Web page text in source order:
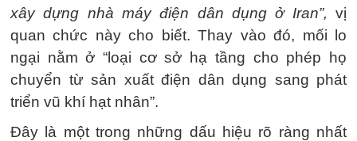
xây dựng nhà máy điện dân dụng ở Iran”, vị
quan chức này cho biết. Thay vào đó, mối lo
ngại nằm ở “loại cơ sở hạ tầng cho phép họ
chuyển từ sản xuất điện dân dụng sang phát
triển vũ khí hạt nhân”.
Đây là một trong những dấu hiệu rõ ràng nhất